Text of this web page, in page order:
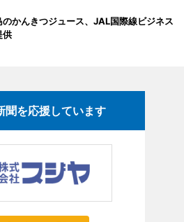
かんきつジュース、JAL国際線ビジネス
供
聞を応援しています